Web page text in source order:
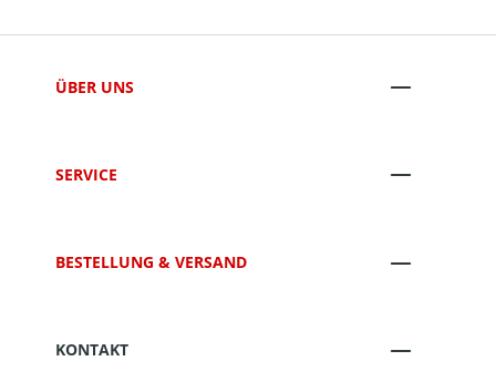
ÜBER UNS
SERVICE
BESTELLUNG & VERSAND
KONTAKT